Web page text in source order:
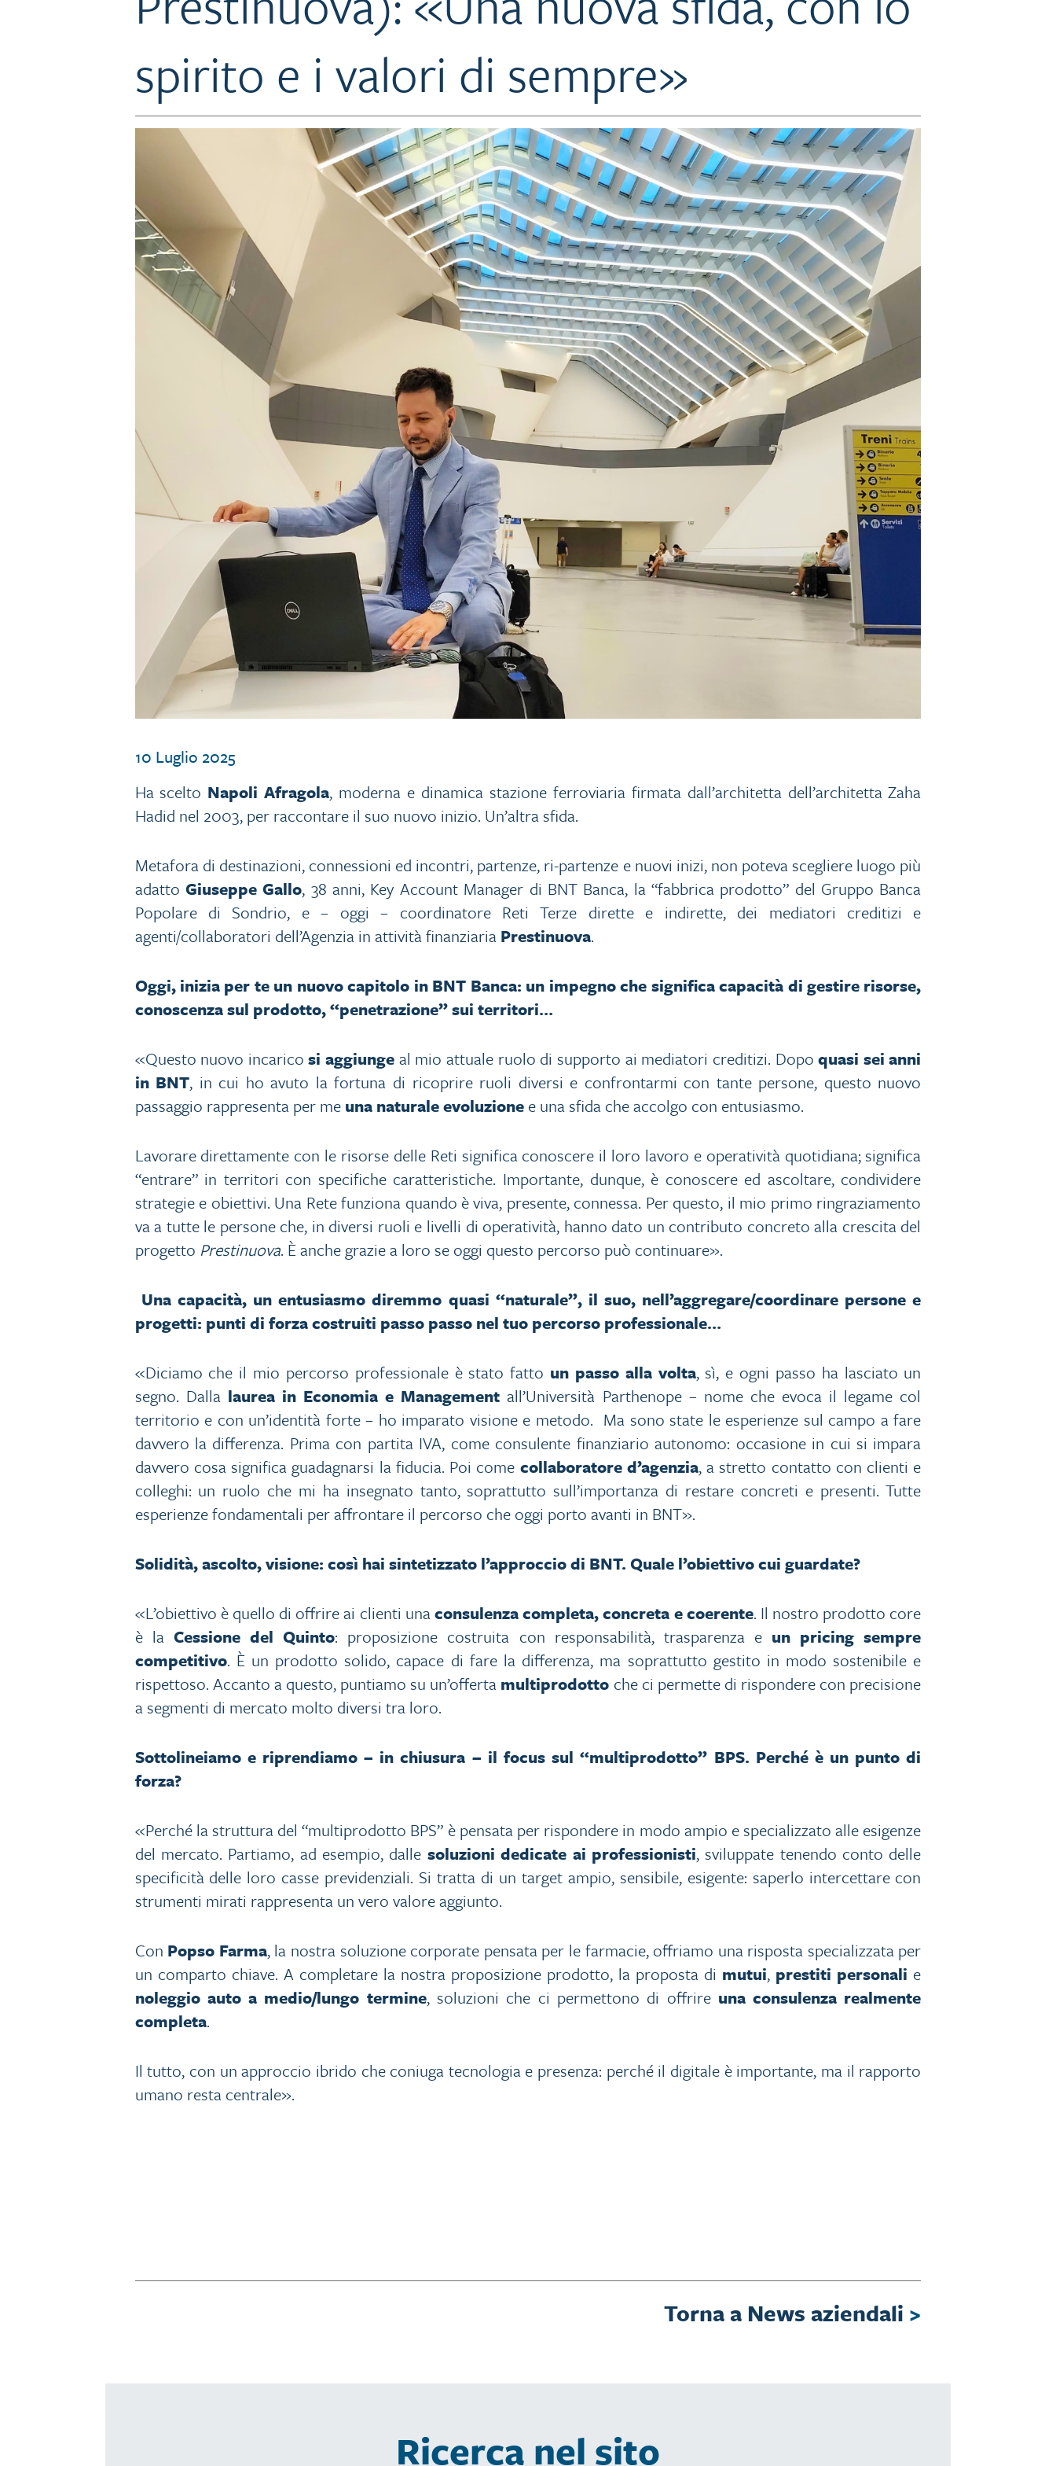
spirito e i valori di sempre»
10 Luglio 2025
Ha scelto Napoli Afragola, moderna e dinamica stazione ferroviaria firmata dall’architetta dell’architetta Zaha
Hadid nel 2003, per raccontare il suo nuovo inizio. Un’altra sfida.
Metafora di destinazioni, connessioni ed incontri, partenze, ri-partenze e nuovi inizi, non poteva scegliere luogo più
adatto Giuseppe Gallo, 38 anni, Key Account Manager di BNT Banca, la “fabbrica prodotto” del Gruppo Banca
Popolare di Sondrio, e – oggi – coordinatore Reti Terze dirette e indirette, dei mediatori creditizi e
agenti/collaboratori dell’Agenzia in attività finanziaria Prestinuova.
Oggi, inizia per te un nuovo capitolo in BNT Banca: un impegno che significa capacità di gestire risorse,
conoscenza sul prodotto, “penetrazione” sui territori…
«Questo nuovo incaricosi aggiunge al mio attuale ruolo di supporto ai mediatori creditizi. Dopoquasi sei anni
in BNT, in cui ho avuto la fortuna di ricoprire ruoli diversi e confrontarmi con tante persone, questo nuovo
passaggio rappresenta per me una naturale evoluzionee una sfida che accolgo con entusiasmo.
Lavorare direttamente con le risorse delle Reti significa conoscere il loro lavoro e operatività quotidiana; significa
“entrare” in territori con specifiche caratteristiche. Importante, dunque, è conoscere ed ascoltare, condividere
strategie e obiettivi. Una Rete funziona quando è viva, presente, connessa. Per questo, il mio primo ringraziamento
va a tutte le persone che, in diversi ruoli e livelli di operatività, hanno dato un contributo concreto alla crescita del
progetto Prestinuova. È anche grazie a loro se oggi questo percorso può continuare».
Una capacità, un entusiasmo diremmo quasi “naturale”, il suo, nell’aggregare/coordinare persone e
progetti: punti di forza costruiti passo passo nel tuo percorso professionale…
«Diciamo che il mio percorso professionale è stato fatto un passo alla volta, sì, e ogni passo ha lasciato un
segno. Dalla laurea in Economia e Management all’Università Parthenope – nome che evoca il legame col
territorio e con un’identità forte – ho imparato visione e metodo. Ma sono state le esperienze sul campo a fare
davvero la differenza. Prima con partita IVA, come consulente finanziario autonomo: occasione in cui si impara
davvero cosa significa guadagnarsi la fiducia. Poi come collaboratore d’agenzia, a stretto contatto con clienti e
colleghi: un ruolo che mi ha insegnato tanto, soprattutto sull’importanza di restare concreti e presenti. Tutte
esperienze fondamentali per affrontare il percorso che oggi porto avanti in BNT».
Solidità, ascolto, visione: così hai sintetizzato l’approccio di BNT. Quale l’obiettivo cui guardate?
«L’obiettivo è quello di offrire ai clienti unaconsulenza completa, concreta e coerente. Il nostro prodotto core
è laCessione del Quinto: proposizione costruita con responsabilità, trasparenza e un pricing sempre
competitivo. È un prodotto solido, capace di fare la differenza, ma soprattutto gestito in modo sostenibile e
rispettoso. Accanto a questo, puntiamo su un’offerta multiprodotto che ci permette di rispondere con precisione
a segmenti di mercato molto diversi tra loro.
Sottolineiamo e riprendiamo – in chiusura – il focus sul “multiprodotto” BPS. Perché è un punto di
forza?
«Perché la struttura del “multiprodotto BPS” è pensata per rispondere in modo ampio e specializzato alle esigenze
del mercato. Partiamo, ad esempio, dalle soluzioni dedicate ai professionisti, sviluppate tenendo conto delle
specificità delle loro casse previdenziali. Si tratta di un target ampio, sensibile, esigente: saperlo intercettare con
strumenti mirati rappresenta un vero valore aggiunto.
Con Popso Farma, la nostra soluzione corporate pensata per le farmacie, offriamo una risposta specializzata per
un comparto chiave. A completare la nostra proposizione prodotto, la proposta di mutui, prestiti personali e
noleggio auto a medio/lungo termine, soluzioni che ci permettono di offrire una consulenza realmente
completa.
Il tutto, con un approccio ibrido che coniuga tecnologia e presenza: perché il digitale è importante, ma il rapporto
umano resta centrale».
Torna a News aziendali >
Ricerca nel sito